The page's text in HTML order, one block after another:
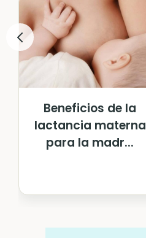
Beneficios de la
lactancia materna
para la madr...